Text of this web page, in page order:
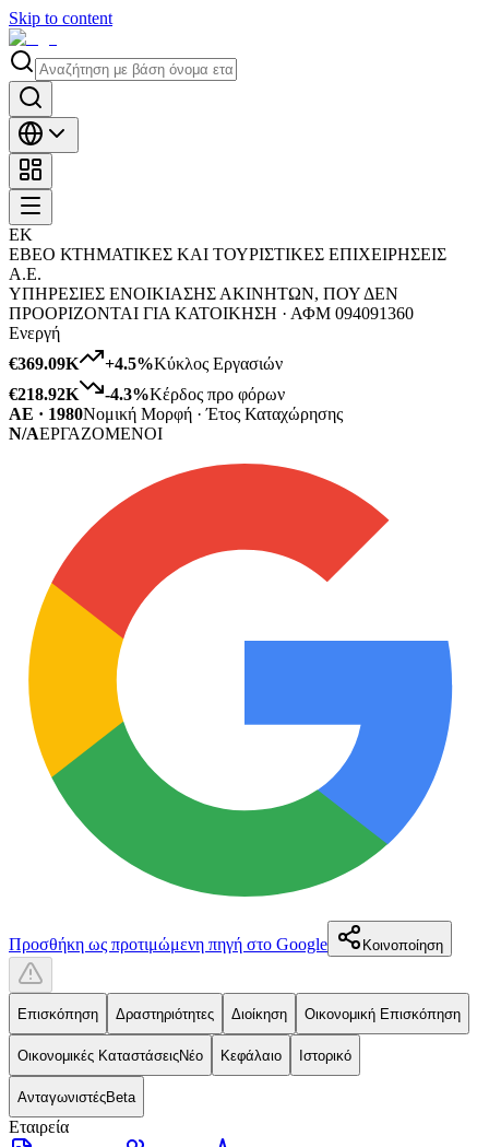
Skip to content
ΕΚ
ΕΒΕΟ ΚΤΗΜΑΤΙΚΕΣ ΚΑΙ ΤΟΥΡΙΣΤΙΚΕΣ ΕΠΙΧΕΙΡΗΣΕΙΣ
Α.Ε.
ΥΠΗΡΕΣΙΕΣ ΕΝΟΙΚΙΑΣΗΣ ΑΚΙΝΗΤΩΝ, ΠΟΥ ΔΕΝ
ΠΡΟΟΡΙΖΟΝΤΑΙ ΓΙΑ ΚΑΤΟΙΚΗΣΗ · ΑΦΜ 094091360
Ενεργή
€369.09K
+4.5%Κύκλος Εργασιών
€218.92K
-4.3%Κέρδος προ φόρων
ΑΕ · 1980Νομική Μορφή · Έτος Καταχώρησης
N/AΕΡΓΑΖΟΜΕΝΟΙ
Προσθήκη ως προτιμώμενη πηγή στο Google Κοινοποίηση
Επισκόπηση Δραστηριότητες Διοίκηση Οικονομική Επισκόπηση
Οικονομικές ΚαταστάσειςΝέο Κεφάλαιο Ιστορικό
ΑνταγωνιστέςBeta
Εταιρεία